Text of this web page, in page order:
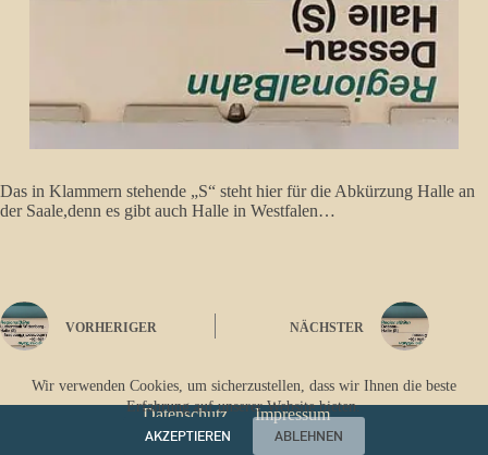
Wir verwenden Cookies, um sicherzustellen, dass wir Ihnen die beste
Erfahrung auf unserer Website bieten.
AKZEPTIEREN
ABLEHNEN
Das in Klammern stehende „S“ steht hier für die Abkürzung Halle an
der Saale,denn es gibt auch Halle in Westfalen…
VORHERIGER NÄCHSTER
Datenschutz Impressum